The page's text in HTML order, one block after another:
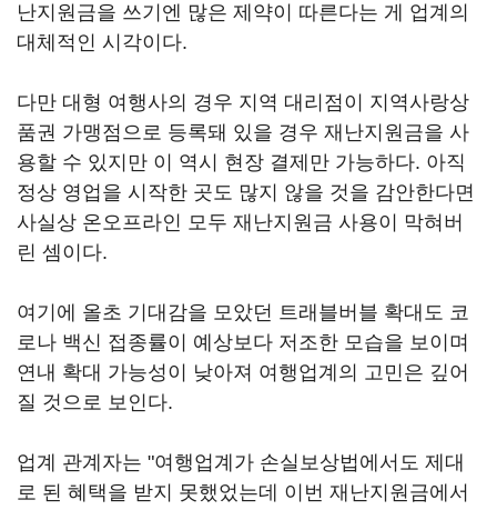
난지원금을 쓰기엔 많은 제약이 따른다는 게 업계의
대체적인 시각이다.
다만 대형 여행사의 경우 지역 대리점이 지역사랑상
품권 가맹점으로 등록돼 있을 경우 재난지원금을 사
용할 수 있지만 이 역시 현장 결제만 가능하다. 아직
정상 영업을 시작한 곳도 많지 않을 것을 감안한다면
사실상 온오프라인 모두 재난지원금 사용이 막혀버
린 셈이다.
여기에 올초 기대감을 모았던 트래블버블 확대도 코
로나 백신 접종률이 예상보다 저조한 모습을 보이며
연내 확대 가능성이 낮아져 여행업계의 고민은 깊어
질 것으로 보인다.
업계 관계자는 "여행업계가 손실보상법에서도 제대
로 된 혜택을 받지 못했었는데 이번 재난지원금에서